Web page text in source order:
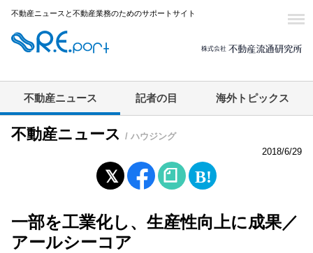
不動産ニュースと不動産業務のためのサポートサイト
不動産ニュース 記者の目 海外トピックス
不動産ニュース / ハウジング
2018/6/29
一部を工業化し、生産性向上に成果／
アールシーコア